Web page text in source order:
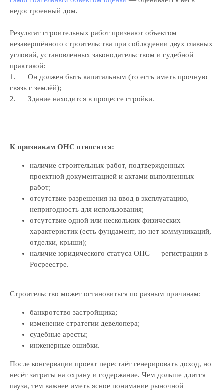
недостроенный дом.
Результат строительных работ признают объектом
незавершённого строительства при соблюдении двух главных
условий, установленных законодательством и судебной
практикой:
1. Он должен быть капитальным (то есть иметь прочную
связь с землёй);
2. Здание находится в процессе стройки.
К признакам ОНС относится:
наличие строительных работ, подтвержденных
проектной документацией и актами выполненных
работ;
отсутствие разрешения на ввод в эксплуатацию,
непригодность для использования;
отсутствие одной или нескольких физических
характеристик (есть фундамент, но нет коммуникаций,
отделки, крыши);
наличие юридического статуса ОНС — регистрации в
Росреестре.
Строительство может остановиться по разным причинам:
банкротство застройщика;
изменение стратегии девелопера;
судебные аресты;
инженерные ошибки.
После консервации проект перестаёт генерировать доход, но
несёт затраты на охрану и содержание. Чем дольше длится
пауза, тем важнее иметь ясное понимание рыночной